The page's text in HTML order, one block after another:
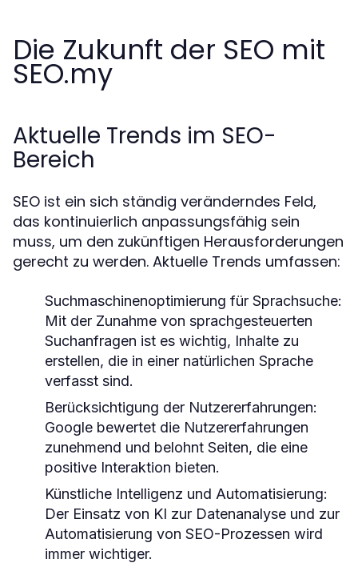
Die Zukunft der SEO mit
SEO.my
Aktuelle Trends im SEO-
Bereich
SEO ist ein sich ständig veränderndes Feld,
das kontinuierlich anpassungsfähig sein
muss, um den zukünftigen Herausforderungen
gerecht zu werden. Aktuelle Trends umfassen:
Suchmaschinenoptimierung für Sprachsuche:
Mit der Zunahme von sprachgesteuerten
Suchanfragen ist es wichtig, Inhalte zu
erstellen, die in einer natürlichen Sprache
verfasst sind.
Berücksichtigung der Nutzererfahrungen:
Google bewertet die Nutzererfahrungen
zunehmend und belohnt Seiten, die eine
positive Interaktion bieten.
Künstliche Intelligenz und Automatisierung:
Der Einsatz von KI zur Datenanalyse und zur
Automatisierung von SEO-Prozessen wird
immer wichtiger.